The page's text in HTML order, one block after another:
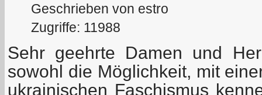
Geschrieben von estro
Zugriffe: 11988
Sehr geehrte Damen und
sowohl die Möglichkeit, mit
ukrainischen Faschismus